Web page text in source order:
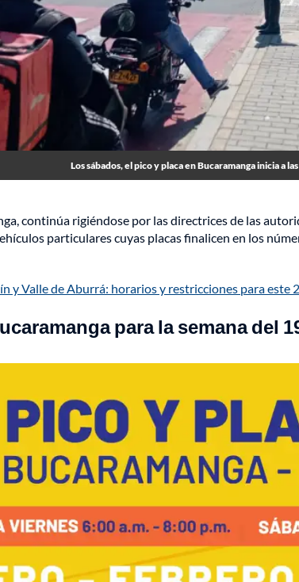
Los sábados, el pico y placa en Bucaramanga inicia a
continúa rigiéndose por las directrices de las
particulares cuyas placas finalicen en los
y Valle de Aburrá: horarios y restricciones para este
para la semana del